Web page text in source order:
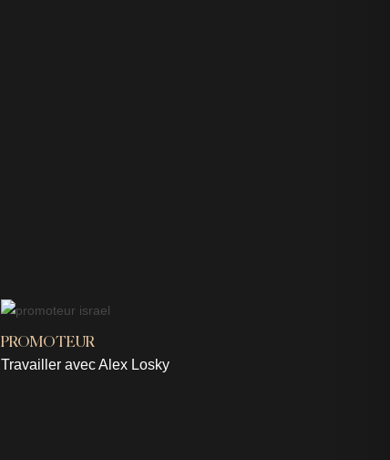
PROMOTEUR
Travailler avec Alex Losky